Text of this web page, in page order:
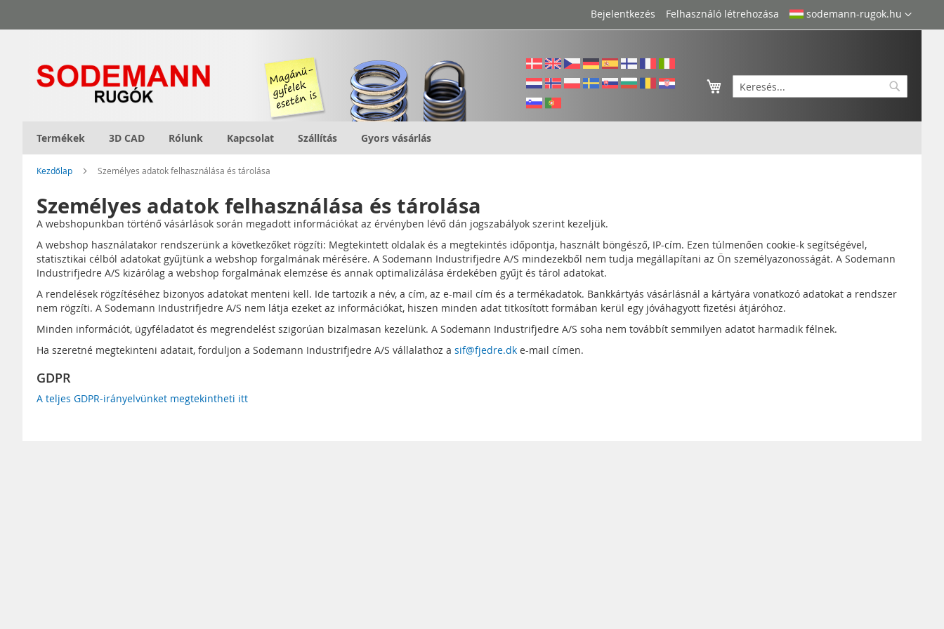
a
Nyelvsodemann-rugok.hu
Bejelentkezés Felhasználó létrehozása
Kosaram
Keresés
Termékek 3D CAD Rólunk Kapcsolat Szállítás Gyors vásárlás
Kezdőlap Személyes adatok felhasználása és tárolása
Személyes adatok felhasználása és tárolása
A webshopunkban történő vásárlások során megadott információkat az érvényben lévő dán jogszabályok szerint kezeljük.
A webshop használatakor rendszerünk a következőket rögzíti: Megtekintett oldalak és a megtekintés időpontja, használt böngésző, IP-cím. Ezen túlmenően cookie-k segítségével,
statisztikai célból adatokat gyűjtünk a webshop forgalmának mérésére. A Sodemann Industrifjedre A/S mindezekből nem tudja megállapítani az Ön személyazonosságát. A Sodemann
Industrifjedre A/S kizárólag a webshop forgalmának elemzése és annak optimalizálása érdekében gyűjt és tárol adatokat.
A rendelések rögzítéséhez bizonyos adatokat menteni kell. Ide tartozik a név, a cím, az e-mail cím és a termékadatok. Bankkártyás vásárlásnál a kártyára vonatkozó adatokat a rendszer
nem rögzíti. A Sodemann Industrifjedre A/S nem látja ezeket az információkat, hiszen minden adat titkosított formában kerül egy jóváhagyott fizetési átjáróhoz.
Minden információt, ügyféladatot és megrendelést szigorúan bizalmasan kezelünk. A Sodemann Industrifjedre A/S soha nem továbbít semmilyen adatot harmadik félnek.
Ha szeretné megtekinteni adatait, forduljon a Sodemann Industrifjedre A/S vállalathoz a sif@fjedre.dk e-mail címen.
GDPR
A teljes GDPR-irányelvünket megtekintheti itt